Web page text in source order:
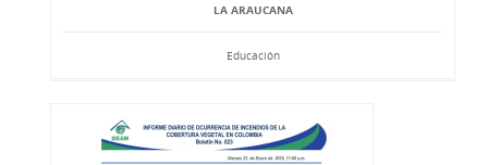
LA ARAUCANA
Educación